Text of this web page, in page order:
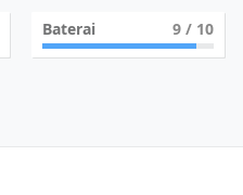
Baterai 9 / 10